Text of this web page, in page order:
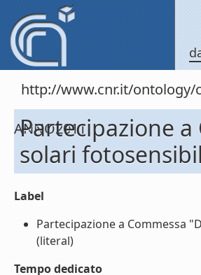
http://www.cnr.it/ontology/
ANNO2011
Partecipazione
solari
Label
Partecipazione a Commessa
(literal)
Tempo dedicato